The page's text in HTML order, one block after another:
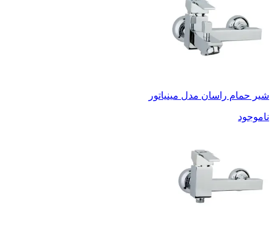
شیر حمام راسان مدل مینیاتور
ناموجود